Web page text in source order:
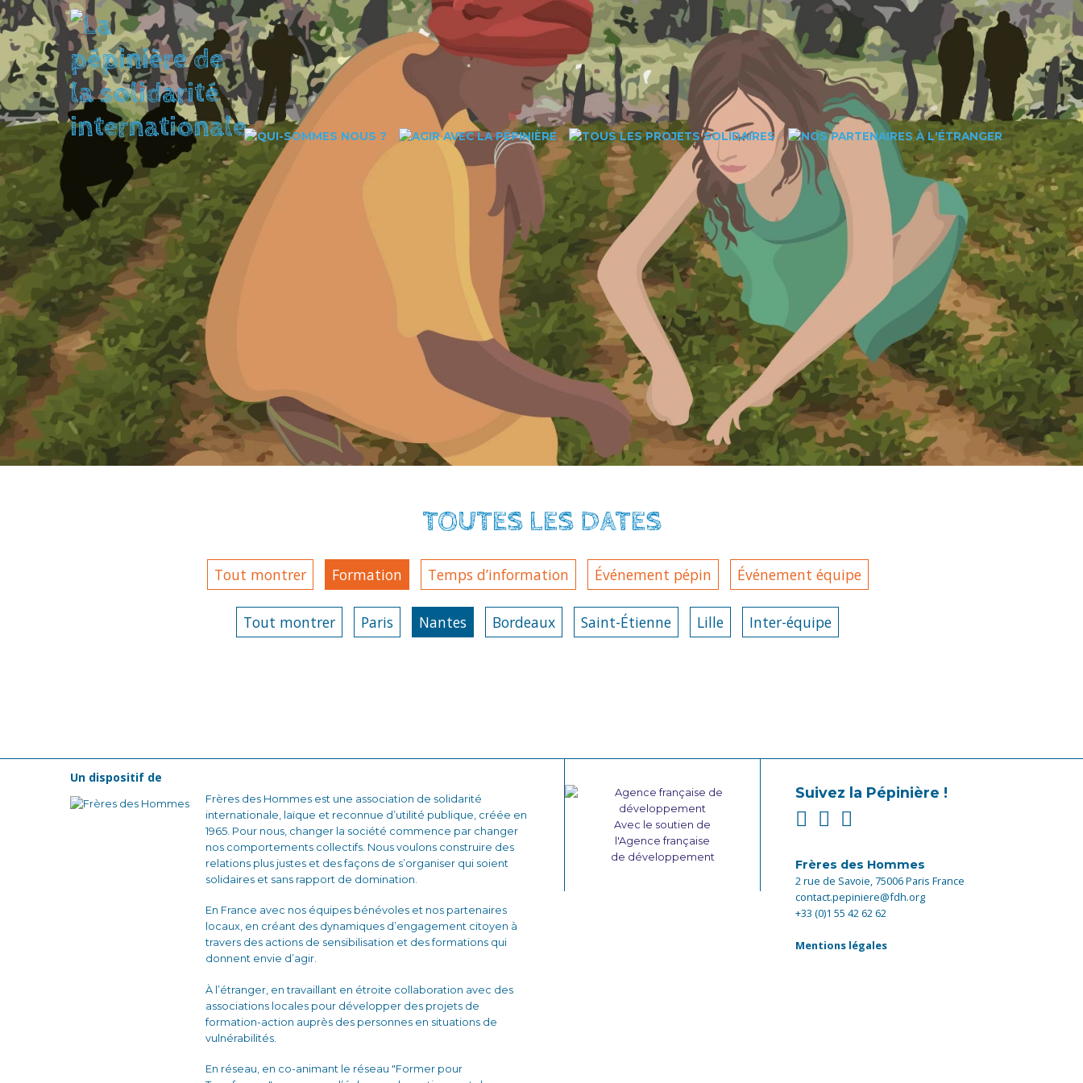
TOUTES LES DATES
Tout montrer Formation Temps d’information Événement pépin Événement équipe
Tout montrer Paris Nantes Bordeaux Saint-Étienne Lille Inter-équipe
Un dispositif de
Frères des Hommes est une association de solidarité
internationale, laïque et reconnue d’utilité publique, créée en
1965. Pour nous, changer la société commence par changer
nos comportements collectifs. Nous voulons construire des
relations plus justes et des façons de s’organiser qui soient
solidaires et sans rapport de domination.
En France avec nos équipes bénévoles et nos partenaires
locaux, en créant des dynamiques d’engagement citoyen à
travers des actions de sensibilisation et des formations qui
donnent envie d’agir.
À l’étranger, en travaillant en étroite collaboration avec des
associations locales pour développer des projets de
formation-action auprès des personnes en situations de
vulnérabilités.
En réseau, en co-animant le réseau "Former pour
Avec le soutien de
l'Agence française
de développement
Suivez la Pépinière !
Frères des Hommes
2 rue de Savoie, 75006 Paris France
contact.pepiniere@fdh.org
+33 (0)1 55 42 62 62
Mentions légales